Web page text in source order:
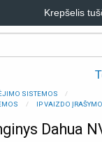
Krepšelis
SISTEMOS
IP VAIZDO
Dahua